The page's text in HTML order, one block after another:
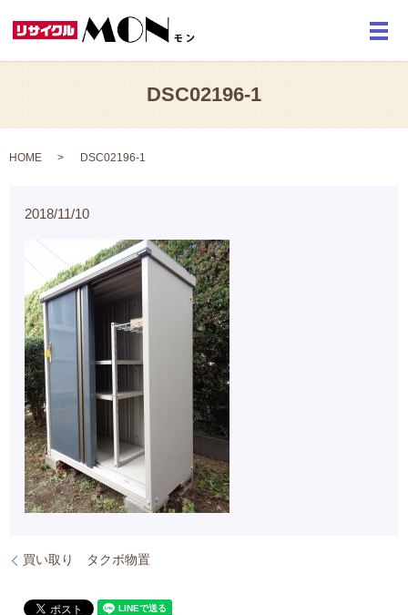
メ
DSC02196-1
HOME DSC02196-1
2018/11/10
買い取り タクボ物置